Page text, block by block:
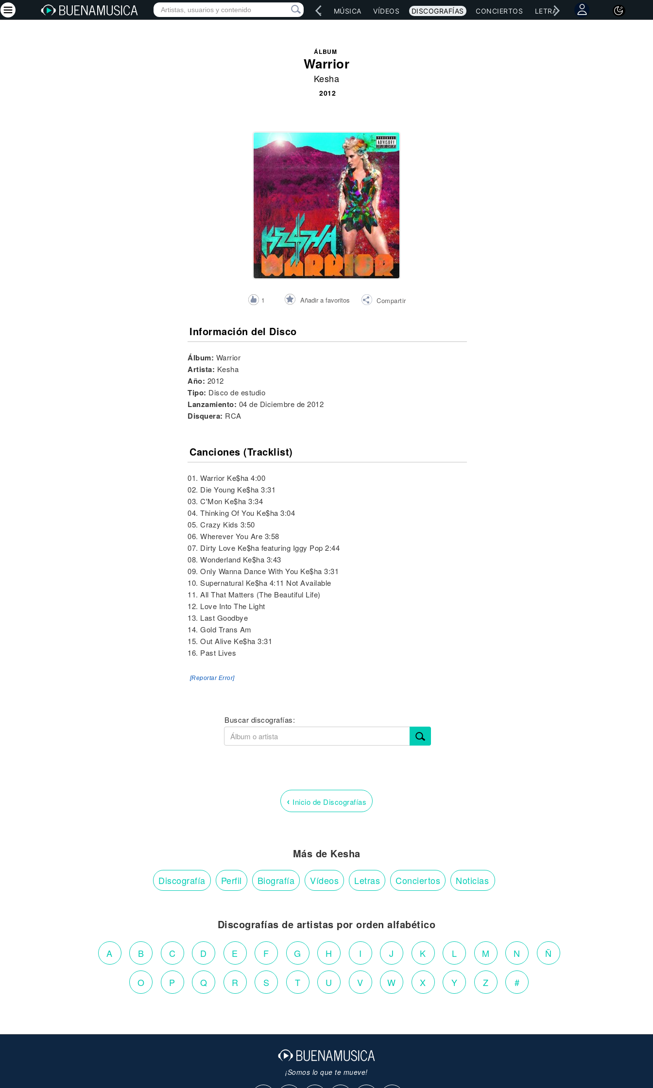
INICIO ARTISTAS RED SOCIAL MÚSICA VÍDEOS DISCOGRAFÍAS CONCIERTOS LETRAS NOTICIAS
ÁLBUM
Warrior
Kesha
2012
1 Añadir a favoritos Compartir
Información del Disco
Álbum: Warrior
Artista: Kesha
Año: 2012
Tipo: Disco de estudio
Lanzamiento: 04 de Diciembre de 2012
Disquera: RCA
Canciones (Tracklist)
01. Warrior Ke$ha 4:00
02. Die Young Ke$ha 3:31
03. C'Mon Ke$ha 3:34
04. Thinking Of You Ke$ha 3:04
05. Crazy Kids 3:50
06. Wherever You Are 3:58
07. Dirty Love Ke$ha featuring Iggy Pop 2:44
08. Wonderland Ke$ha 3:43
09. Only Wanna Dance With You Ke$ha 3:31
10. Supernatural Ke$ha 4:11 Not Available
11. All That Matters (The Beautiful Life)
12. Love Into The Light
13. Last Goodbye
14. Gold Trans Am
15. Out Alive Ke$ha 3:31
16. Past Lives
[Reportar Error]
Buscar discografías:
‹ Inicio de Discografías
Más de Kesha
Discografía Perfil Biografía Vídeos Letras Conciertos Noticias
Discografías de artistas por orden alfabético
A B C D E F G H I J K L M N Ñ
O P Q R S T U V W X Y Z #
¡Somos lo que te mueve!